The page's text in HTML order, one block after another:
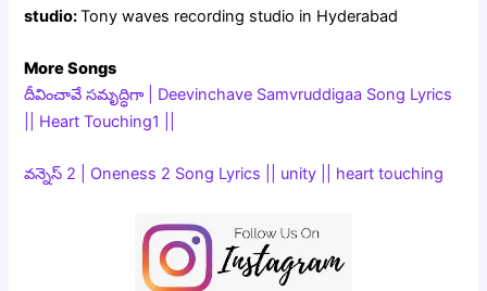
studio:Tony waves recording studio in Hyderabad
More Songs
దీవించావే సమృద్ధిగా | Deevinchave Samvruddigaa Song Lyrics
|| Heart Touching1 ||
వన్నెస్ 2 | Oneness 2 Song Lyrics || unity || heart touching